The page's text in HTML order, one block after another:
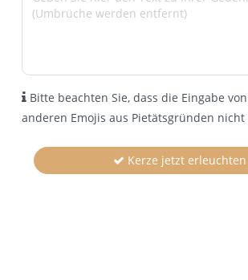
Bitte beachten Sie, dass die Eingabe
anderen Emojis aus Pietätsgründen nicht
Kerze jetzt erleuchten